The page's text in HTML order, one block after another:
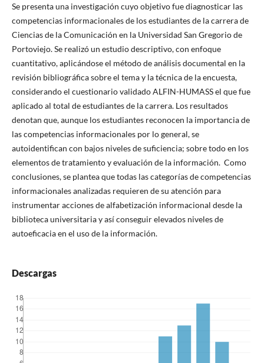
Se presenta una investigación cuyo objetivo fue diagnosticar las
competencias informacionales de los estudiantes de la carrera de
Ciencias de la Comunicación en la Universidad San Gregorio de
Portoviejo. Se realizó un estudio descriptivo, con enfoque
cuantitativo, aplicándose el método de análisis documental en la
revisión bibliográfica sobre el tema y la técnica de la encuesta,
considerando el cuestionario validado ALFIN-HUMASS el que fue
aplicado al total de estudiantes de la carrera. Los resultados
denotan que, aunque los estudiantes reconocen la importancia de
las competencias informacionales por lo general, se
autoidentifican con bajos niveles de suficiencia; sobre todo en los
elementos de tratamiento y evaluación de la información. Como
conclusiones, se plantea que todas las categorías de competencias
informacionales analizadas requieren de su atención para
instrumentar acciones de alfabetización informacional desde la
biblioteca universitaria y así conseguir elevados niveles de
autoeficacia en el uso de la información.
Descargas